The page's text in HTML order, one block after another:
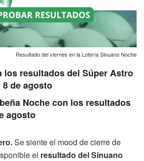
Resultado del viernes en la Lotería Sinuano Noche
los resultados del Súper Astro
8 de agosto
Noche con los resultados
agosto
Se siente el mood de cierre de
el resultado del Sinuano